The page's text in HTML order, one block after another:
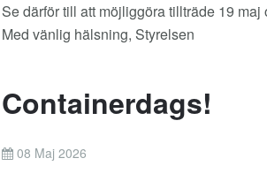
Se därför till att möjliggöra tillträde 19
Med vänlig hälsning, Styrelsen
Containerdags!
08 Maj 2026